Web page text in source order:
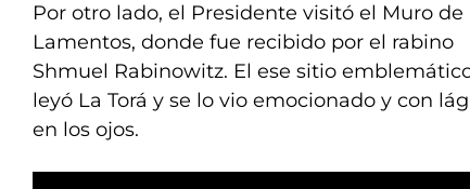
Por otro lado, el Presidente visitó el Muro de
Lamentos, donde fue recibido por el rabino
Shmuel Rabinowitz. El ese sitio
leyó La Torá y se lo vio emocionado y con
en los ojos.